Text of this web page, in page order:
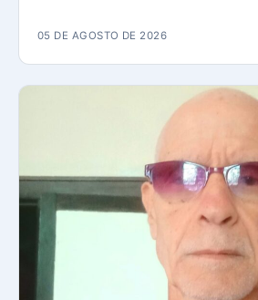
05 DE AGOSTO DE 2026